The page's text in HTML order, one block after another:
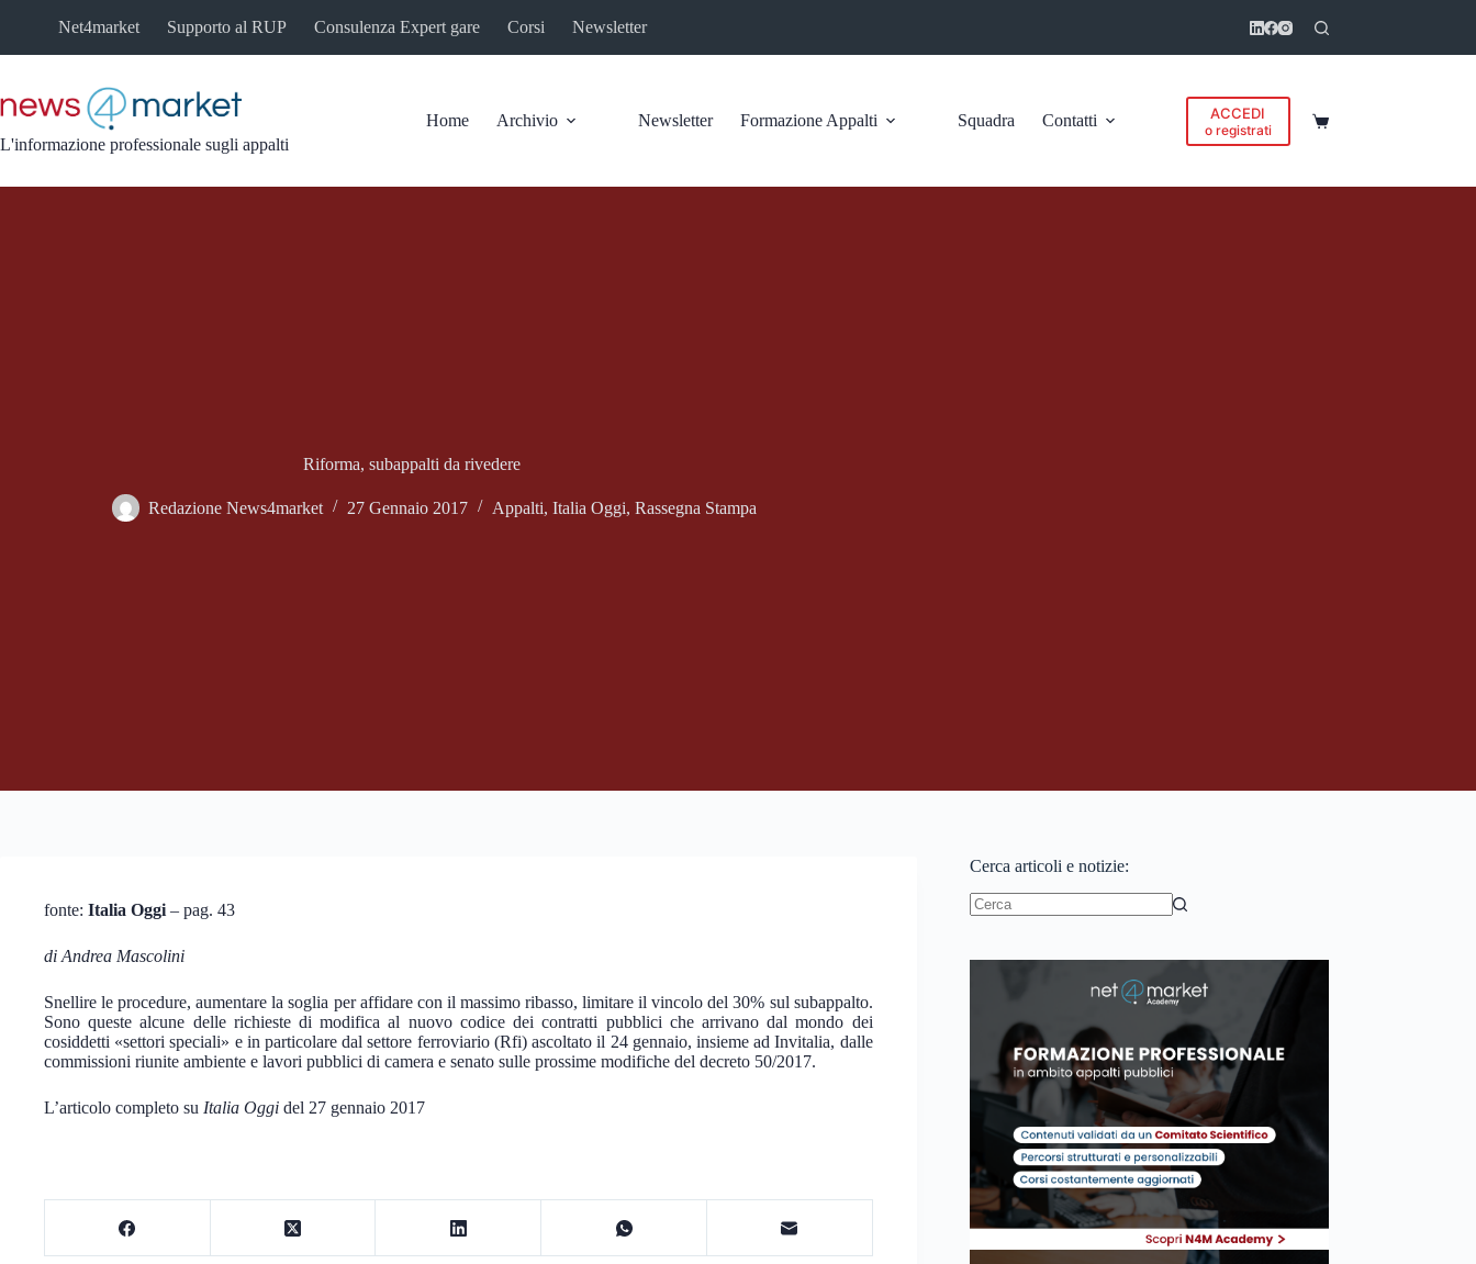
Net4market Supporto al RUP Consulenza Expert gare Corsi Newsletter
L'informazione professionale sugli appalti
Home Archivio Newsletter Formazione Appalti Squadra Contatti ACCEDI
o registrati Carrello
Riforma, subappalti da rivedere
Redazione News4market 27 Gennaio 2017 Appalti, Italia Oggi, Rassegna Stampa
fonte: Italia Oggi – pag. 43
di Andrea Mascolini
Snellire le procedure, aumentare la soglia per affidare con il massimo ribasso, limitare il vincolo del 30% sul subappalto.
Sono queste alcune delle richieste di modifica al nuovo codice dei contratti pubblici che arrivano dal mondo dei
cosiddetti «settori speciali» e in particolare dal settore ferroviario (Rfi) ascoltato il 24 gennaio, insieme ad Invitalia, dalle
commissioni riunite ambiente e lavori pubblici di camera e senato sulle prossime modifiche del decreto 50/2017.
L’articolo completo su Italia Oggi del 27 gennaio 2017
Cerca articoli e notizie: